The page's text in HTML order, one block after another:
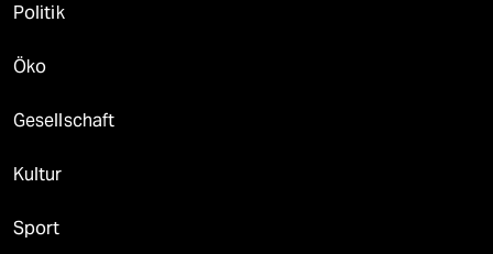
Politik
Öko
Gesellschaft
Kultur
Sport